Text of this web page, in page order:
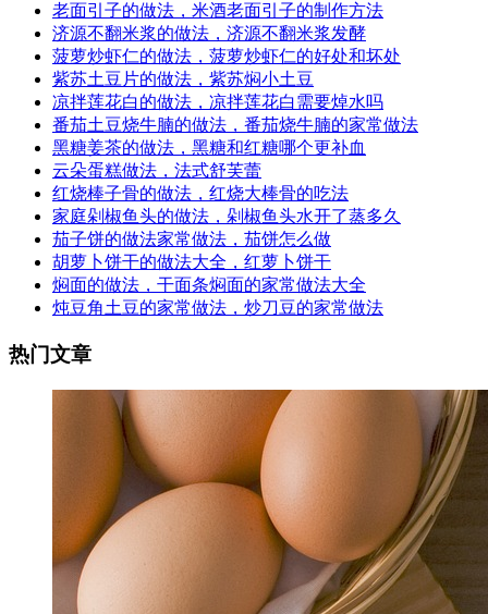
老面引子的做法，米酒老面引子的制作方法
济源不翻米浆的做法，济源不翻米浆发酵
菠萝炒虾仁的做法，菠萝炒虾仁的好处和坏处
紫苏土豆片的做法，紫苏焖小土豆
凉拌莲花白的做法，凉拌莲花白需要焯水吗
番茄土豆烧牛腩的做法，番茄烧牛腩的家常做法
黑糖姜茶的做法，黑糖和红糖哪个更补血
云朵蛋糕做法，法式舒芙蕾
红烧棒子骨的做法，红烧大棒骨的吃法
家庭剁椒鱼头的做法，剁椒鱼头水开了蒸多久
茄子饼的做法家常做法，茄饼怎么做
胡萝卜饼干的做法大全，红萝卜饼干
焖面的做法，干面条焖面的家常做法大全
炖豆角土豆的家常做法，炒刀豆的家常做法
热门文章